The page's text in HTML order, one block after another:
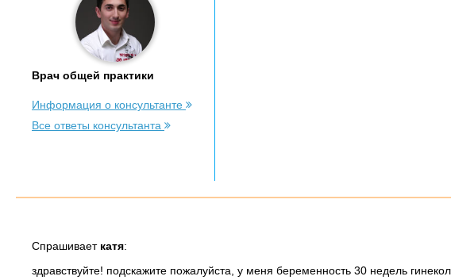
Врач общей практики
Информация о консультанте
Все ответы консультанта
Спрашивает катя:
здравствуйте! подскажите пожалуйста, у меня беременность 30 недель